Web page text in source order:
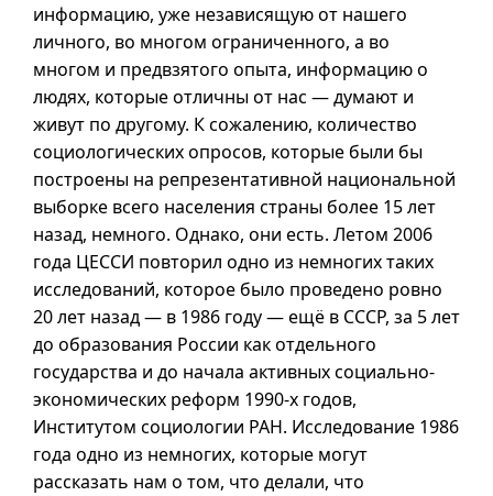
информацию, уже независящую от нашего
личного, во многом ограниченного, а во
многом и предвзятого опыта, информацию о
людях, которые отличны от нас — думают и
живут по другому. К сожалению, количество
социологических опросов, которые были бы
построены на репрезентативной национальной
выборке всего населения страны более 15 лет
назад, немного. Однако, они есть. Летом 2006
года ЦЕССИ повторил одно из немногих таких
исследований, которое было проведено ровно
20 лет назад — в 1986 году — ещё в СССР, за 5 лет
до образования России как отдельного
государства и до начала активных социально-
экономических реформ 1990-х годов,
Институтом социологии РАН. Исследование 1986
года одно из немногих, которые могут
рассказать нам о том, что делали, что